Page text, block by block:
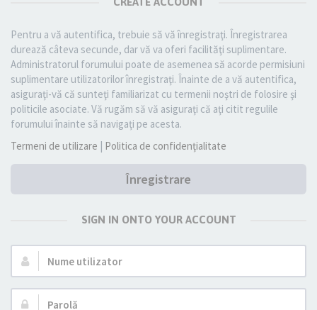
Pentru a vă autentifica, trebuie să vă înregistraţi. Înregistrarea
durează câteva secunde, dar vă va oferi facilităţi suplimentare.
Administratorul forumului poate de asemenea să acorde permisiuni
suplimentare utilizatorilor înregistraţi. Înainte de a vă autentifica,
asiguraţi-vă că sunteţi familiarizat cu termenii noştri de folosire şi
politicile asociate. Vă rugăm să vă asiguraţi că aţi citit regulile
forumului înainte să navigaţi pe acesta.
Termeni de utilizare | Politica de confidenţialitate
Înregistrare
SIGN IN ONTO YOUR ACCOUNT
Nume
utilizator:
Parolă: